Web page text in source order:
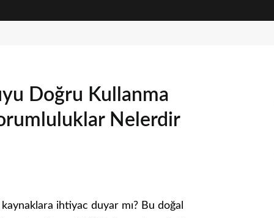
Doğru Kullanma
Nelerdir
ihtiyac duyar mı? Bu doğal